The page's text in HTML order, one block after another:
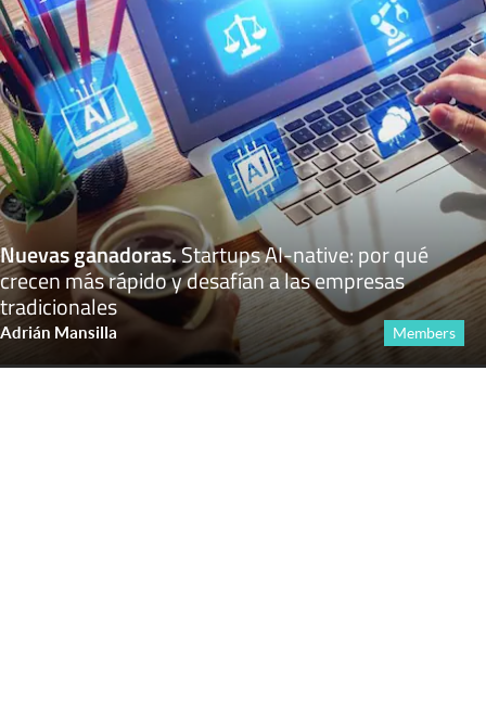
Nuevas ganadoras.Startups AI-native: por qué
crecen más rápido y desafían a las empresas
tradicionales
Adrián Mansilla Members